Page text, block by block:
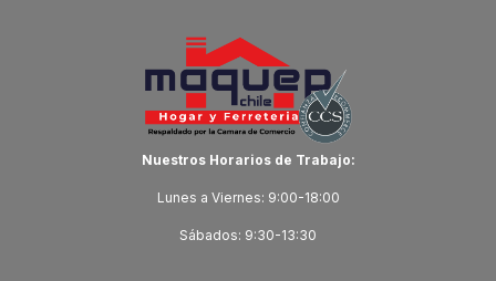
Nuestros Horarios de Trabajo:
Lunes a Viernes: 9:00-18:00
Sábados: 9:30-13:30